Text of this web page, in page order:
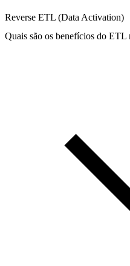
Reverse ETL (Data Activation)
Quais são os benefícios do ETL